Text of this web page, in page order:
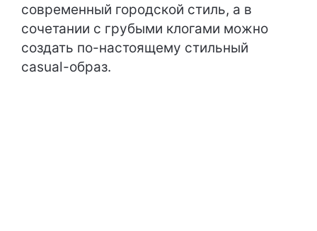
современный городской стиль, а в
сочетании с грубыми клогами можно
создать по-настоящему стильный
casual-образ.